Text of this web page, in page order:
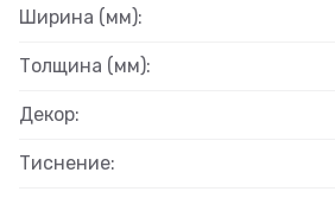
Ширина (мм):
Толщина (мм):
Декор:
Тиснение: